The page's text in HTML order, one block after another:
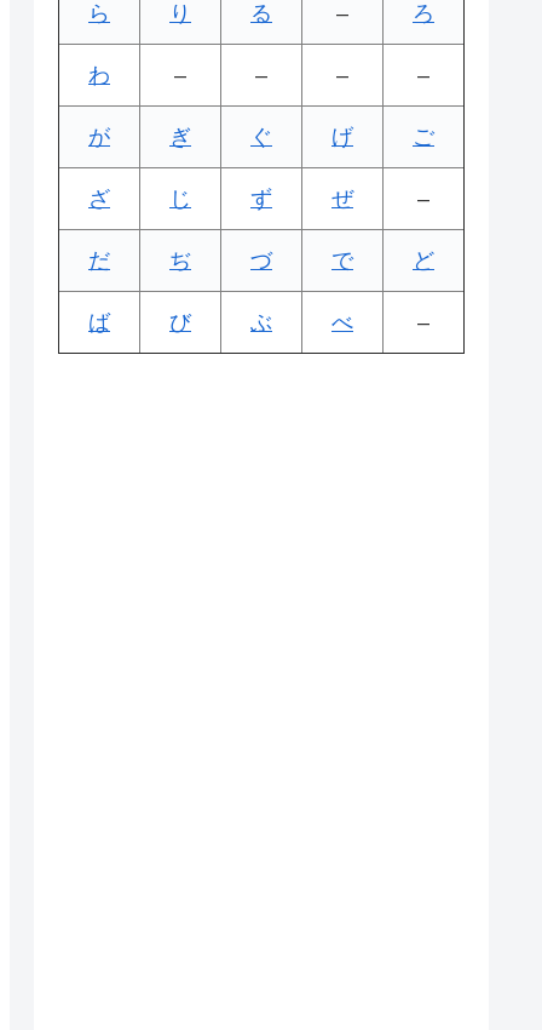
ら り る – ろ
わ – – – –
が ぎ ぐ げ ご
ざ じ ず ぜ –
だ ぢ づ で ど
ば び ぶ べ –